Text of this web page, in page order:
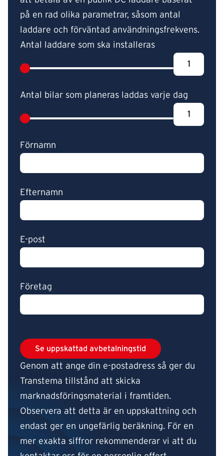
på en rad olika parametrar, såsom antal
laddare och förväntad användningsfrekvens.
Antal laddare som ska installeras
Antal bilar som planeras laddas varje dag
Förnamn
Efternamn
E-post
Företag
Genom att ange din e-postadress så ger du
Transtema tillstånd att skicka
marknadsföringsmaterial i framtiden.
Observera att detta är en uppskattning och
endast ger en ungefärlig beräkning. För en
mer exakta siffror rekommenderar vi att du